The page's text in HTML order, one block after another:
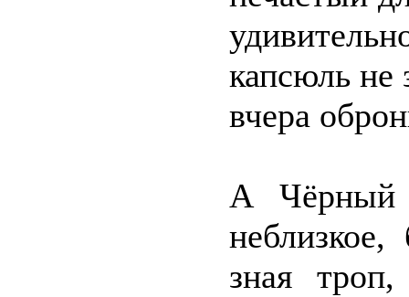
капсюль не
вчера
А Чёрный
зная